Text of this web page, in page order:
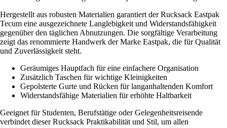
Hergestellt aus robusten Materialien garantiert der Rucksack Eastpak
Tecum eine ausgezeichnete Langlebigkeit und Widerstandsfähigkeit
gegenüber den täglichen Abnutzungen. Die sorgfältige Verarbeitung
zeigt das renommierte Handwerk der Marke Eastpak, die für Qualität
und Zuverlässigkeit steht.
Geräumiges Hauptfach für eine einfachere Organisation
Zusätzlich Taschen für wichtige Kleinigkeiten
Gepolsterte Gurte und Rücken für langanhaltenden Komfort
Widerstandsfähige Materialien für erhöhte Haltbarkeit
Geeignet für Studenten, Berufstätige oder Gelegenheitsreisende
verbindet dieser Rucksack Praktikabilität und Stil, um allen